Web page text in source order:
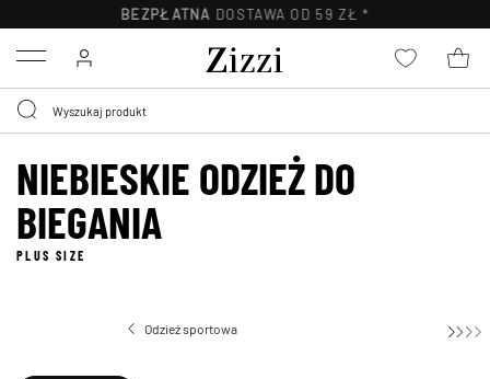
BEZPŁATNA DOSTAWA OD 59 ZŁ *
Menu
NIEBIESKIE ODZIEŻ DO
BIEGANIA
PLUS SIZE
Odzież sportowa Odzież do